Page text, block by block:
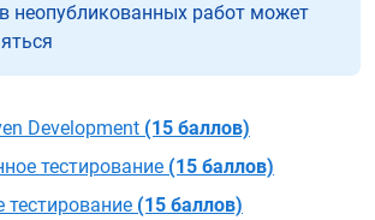
неопубликованных работ может
Development (15 баллов)
тестирование (15 баллов)
тестирование (15 баллов)